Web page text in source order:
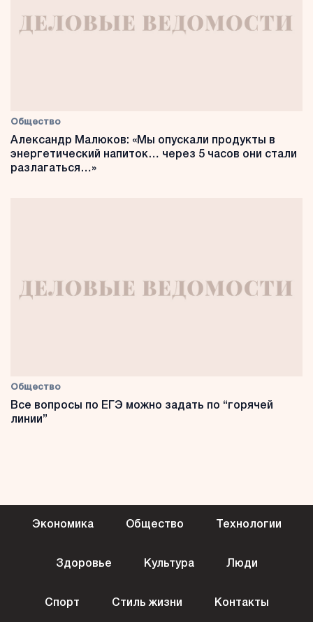
Общество
Александр Малюков: «Мы опускали продукты в
энергетический напиток… через 5 часов они стали
разлагаться…»
Общество
Все вопросы по ЕГЭ можно задать по “горячей
линии”
Экономика Общество Технологии
Здоровье Культура Люди
Спорт Стиль жизни Контакты